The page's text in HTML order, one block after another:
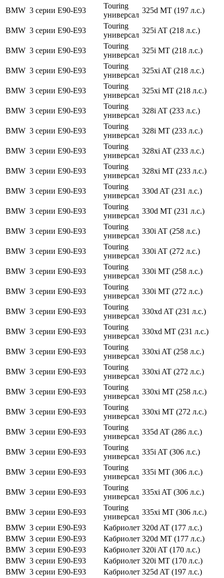
BMW 3 серии E90-E93
Touring
универсал
325d MT (197 л.с.)
BMW 3 серии E90-E93
Touring
универсал
325i AT (218 л.с.)
BMW 3 серии E90-E93
Touring
универсал
325i MT (218 л.с.)
BMW 3 серии E90-E93
Touring
универсал
325xi AT (218 л.с.)
BMW 3 серии E90-E93
Touring
универсал
325xi MT (218 л.с.)
BMW 3 серии E90-E93
Touring
универсал
328i AT (233 л.с.)
BMW 3 серии E90-E93
Touring
универсал
328i MT (233 л.с.)
BMW 3 серии E90-E93
Touring
универсал
328xi AT (233 л.с.)
BMW 3 серии E90-E93
Touring
универсал
328xi MT (233 л.с.)
BMW 3 серии E90-E93
Touring
универсал
330d AT (231 л.с.)
BMW 3 серии E90-E93
Touring
универсал
330d MT (231 л.с.)
BMW 3 серии E90-E93
Touring
универсал
330i AT (258 л.с.)
BMW 3 серии E90-E93
Touring
универсал
330i AT (272 л.с.)
BMW 3 серии E90-E93
Touring
универсал
330i MT (258 л.с.)
BMW 3 серии E90-E93
Touring
универсал
330i MT (272 л.с.)
BMW 3 серии E90-E93
Touring
универсал
330xd AT (231 л.с.)
BMW 3 серии E90-E93
Touring
универсал
330xd MT (231 л.с.)
BMW 3 серии E90-E93
Touring
универсал
330xi AT (258 л.с.)
BMW 3 серии E90-E93
Touring
универсал
330xi AT (272 л.с.)
BMW 3 серии E90-E93
Touring
универсал
330xi MT (258 л.с.)
BMW 3 серии E90-E93
Touring
универсал
330xi MT (272 л.с.)
BMW 3 серии E90-E93
Touring
универсал
335d AT (286 л.с.)
BMW 3 серии E90-E93
Touring
универсал
335i AT (306 л.с.)
BMW 3 серии E90-E93
Touring
универсал
335i MT (306 л.с.)
BMW 3 серии E90-E93
Touring
универсал
335xi AT (306 л.с.)
BMW 3 серии E90-E93
Touring
универсал
335xi MT (306 л.с.)
BMW 3 серии E90-E93 Кабриолет 320d AT (177 л.с.)
BMW 3 серии E90-E93 Кабриолет 320d MT (177 л.с.)
BMW 3 серии E90-E93 Кабриолет 320i AT (170 л.с.)
BMW 3 серии E90-E93 Кабриолет 320i MT (170 л.с.)
BMW 3 серии E90-E93 Кабриолет 325d AT (197 л.с.)